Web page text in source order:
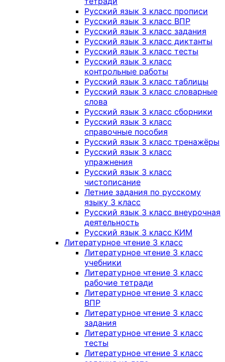
Русский язык 3 класс прописи
Русский язык 3 класс ВПР
Русский язык 3 класс задания
Русский язык 3 класс диктанты
Русский язык 3 класс тесты
Русский язык 3 класс
контрольные работы
Русский язык 3 класс таблицы
Русский язык 3 класс словарные
слова
Русский язык 3 класс сборники
Русский язык 3 класс
справочные пособия
Русский язык 3 класс тренажёры
Русский язык 3 класс
упражнения
Русский язык 3 класс
чистописание
Летние задания по русскому
языку 3 класс
Русский язык 3 класс внеурочная
деятельность
Русский язык 3 класс КИМ
Литературное чтение 3 класс
Литературное чтение 3 класс
учебники
Литературное чтение 3 класс
рабочие тетради
Литературное чтение 3 класс
ВПР
Литературное чтение 3 класс
задания
Литературное чтение 3 класс
тесты
Литературное чтение 3 класс